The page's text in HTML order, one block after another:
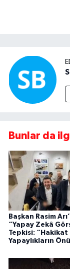
Bunlar da
Başkan Rasim
“Yapay Zekâ
Tepkisi: “Hakikat
Yapaylıkların